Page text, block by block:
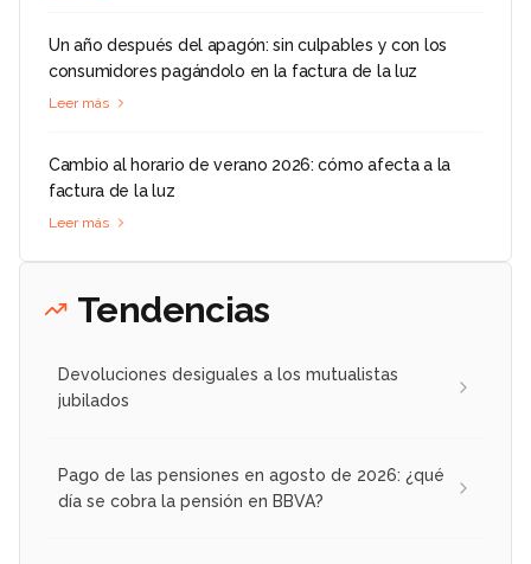
Un año después del apagón: sin culpables y con los
consumidores pagándolo en la factura de la luz
Leer más
Cambio al horario de verano 2026: cómo afecta a la
factura de la luz
Leer más
Tendencias
Devoluciones desiguales a los mutualistas
jubilados
Pago de las pensiones en agosto de 2026: ¿qué
día se cobra la pensión en BBVA?